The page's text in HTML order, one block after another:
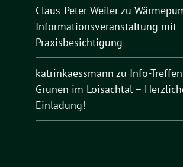
Claus-Peter Weilerzu
Informationsveranstaltung mit
Praxisbesichtigung
katrinkaessmann zu Info-
Grünen im Loisachtal –
Einladung!